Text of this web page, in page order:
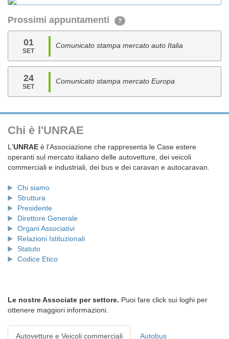
Prossimi appuntamenti ?
01
SET
Comunicato stampa mercato auto Italia
24
SET
Comunicato stampa mercato Europa
Chi è l'UNRAE
L'UNRAE è l'Associazione che rappresenta le Case estere
operanti sul mercato italiano delle autovetture, dei veicoli
commerciali e industriali, dei bus e dei caravan e autocaravan.
Chi siamo
Struttura
Presidente
Direttore Generale
Organi Associativi
Relazioni Istituzionali
Statuto
Codice Etico
Le nostre Associate per settore. Puoi fare click sui loghi per
ottenere maggiori informazioni.
Autovetture e Veicoli commerciali Autobus